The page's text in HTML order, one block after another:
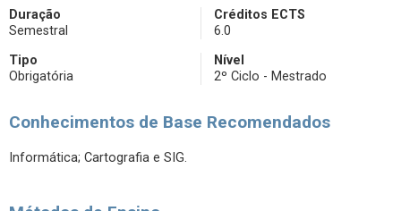
Duração
Semestral
Créditos ECTS
6.0
Tipo
Obrigatória
Nível
2º Ciclo - Mestrado
Conhecimentos de Base Recomendados
Informática; Cartografia e SIG.